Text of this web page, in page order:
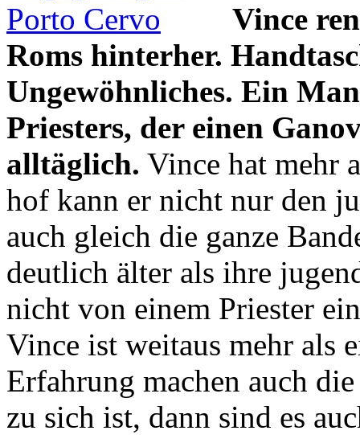
Vince
Roms hinterher.
Ungewöhnliches. Ein
Priesters, der einen
alltäglich. Vince hat mehr
hof kann er nicht nur den
auch gleich die ganze
deutlich älter als ihre
nicht von einem Priester
Vince ist weitaus mehr als
Erfahrung machen auch
zu sich ist, dann sind es